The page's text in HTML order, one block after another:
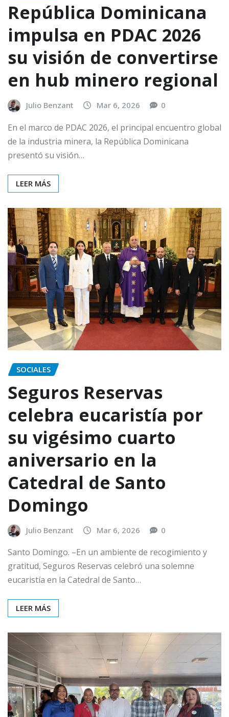
República Dominicana
impulsa en PDAC 2026
su visión de convertirse
en hub minero regional
Julio Benzant Mar 6, 2026 0
En el marco de PDAC 2026, el principal encuentro global
de la industria minera, la República Dominicana
presentó su visión…
LEER MÁS
SOCIALES
Seguros Reservas
celebra eucaristía por
su vigésimo cuarto
aniversario en la
Catedral de Santo
Domingo
Julio Benzant Mar 6, 2026 0
Santo Domingo. –En un ambiente de recogimiento y
gratitud, Seguros Reservas celebró una solemne
eucaristía en la Catedral de Santo…
LEER MÁS